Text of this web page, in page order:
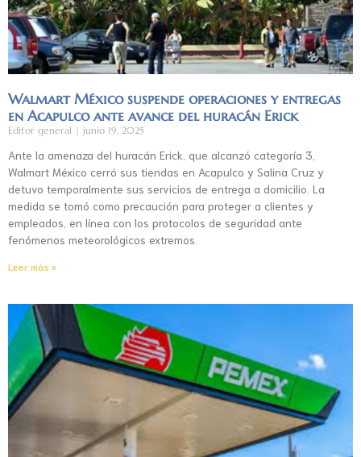
Walmart México suspende operaciones y entregas
en Acapulco ante avance del huracán Erick
Editor general junio 19, 2025
Ante la amenaza del huracán Erick, que alcanzó categoría 3,
Walmart México cerró sus tiendas en Acapulco y Salina Cruz y
detuvo temporalmente sus servicios de entrega a domicilio. La
medida se tomó como precaución para proteger a clientes y
empleados, en línea con los protocolos de seguridad ante
fenómenos meteorológicos extremos.
Leer más »